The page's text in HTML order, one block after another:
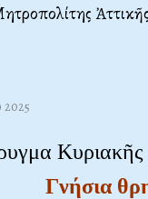
2025
Γνήσια